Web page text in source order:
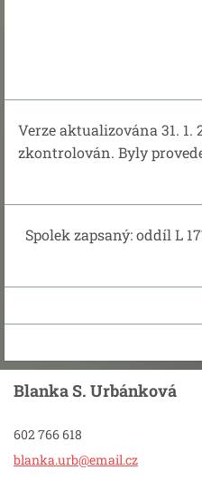
Verze aktualizována 31. 1.
zkontrolován. Byly
Spolek zapsaný: oddíl L
Blanka S. Urbánková
602 766 618
blanka.urb@email.cz